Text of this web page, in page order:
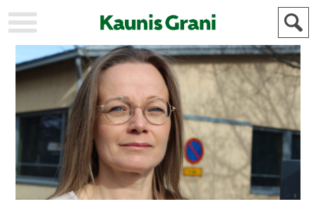
KAUPUNKI
STADEN
AJANKOHTAISTA
AKTUELLT
URHEILU
IDROTT
KULTTUURI
KULTUR
HISTORIA
HISTORIA
YLEINEN
ALLMÄN
FÖR